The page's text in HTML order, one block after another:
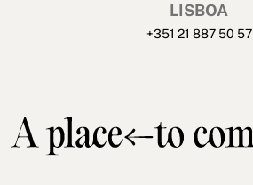
LISBOA
+351 21 887 50 57